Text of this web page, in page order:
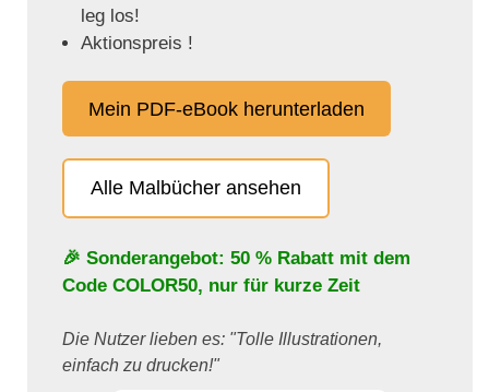
leg los!
Aktionspreis !
Mein PDF-eBook herunterladen
Alle Malbücher ansehen
🎉 Sonderangebot: 50 % Rabatt mit dem
Code COLOR50, nur für kurze Zeit
Die Nutzer lieben es: "Tolle Illustrationen,
einfach zu drucken!"